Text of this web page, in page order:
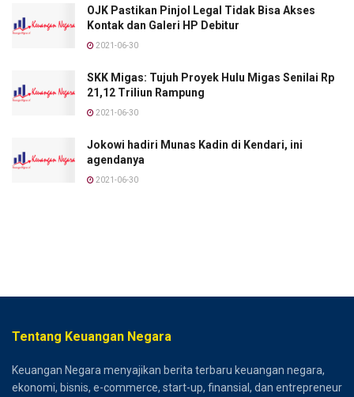
OJK Pastikan Pinjol Legal Tidak Bisa Akses
Kontak dan Galeri HP Debitur
2021-06-30
SKK Migas: Tujuh Proyek Hulu Migas Senilai Rp
21,12 Triliun Rampung
2021-06-30
Jokowi hadiri Munas Kadin di Kendari, ini
agendanya
2021-06-30
Tentang Keuangan Negara
Keuangan Negara menyajikan berita terbaru keuangan negara,
ekonomi, bisnis, e-commerce, start-up, finansial, dan entrepreneur